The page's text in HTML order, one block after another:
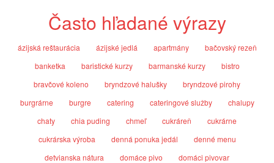
Často hľadané výrazy
ázijská reštaurácia ázijské jedlá apartmány
bačovský rezeň
banketka
baristické kurzy barmanské kurzy
bistro
bravčové koleno
bryndzové halušky
bryndzové pirohy
burgrárne
burgre catering cateringové služby
chalupy
chaty
chia puding chmeľ cukráreň
cukrárne
cukrárska výroba
denná ponuka jedál
denné menu
detvianska nátura
domáce pivo
domáci pivovar